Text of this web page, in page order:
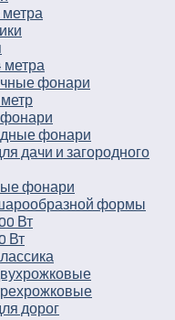
фонари
фонари
дачи и загородного
фонари
формы
Вт
Вт
дорог